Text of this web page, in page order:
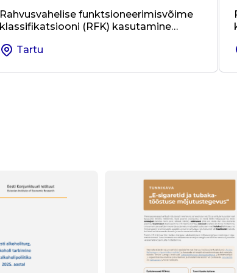
Rahvusvahelise funktsioneerimisvõime
klassifikatsiooni (RFK) kasutamine
üleses koostöös
Tartu